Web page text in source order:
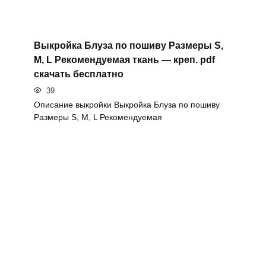
Выкройка Блуза по пошиву Размеры S,
M, L Рекомендуемая ткань — креп. pdf
скачать бесплатно
39
Описание выкройки Выкройка Блуза по пошиву
Размеры S, M, L Рекомендуемая